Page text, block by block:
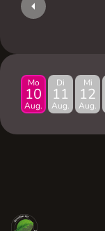
Mo
10
Aug.
Di
11
Aug.
Mi
12
Aug.